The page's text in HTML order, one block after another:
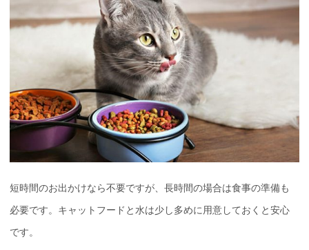
短時間のお出かけなら不要ですが、長時間の場合は食事の準備も
必要です。キャットフードと水は少し多めに用意しておくと安心
です。